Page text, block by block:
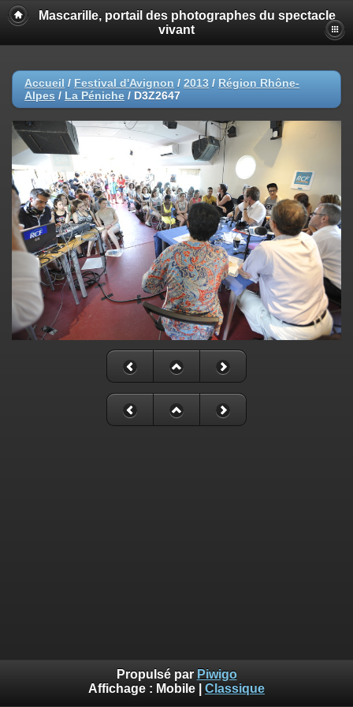
Mascarille, portail des photographes du spectacle
vivant
Accueil / Festival d'Avignon / 2013 / Région Rhône-
Alpes / La Péniche / D3Z2647
Propulsé par Piwigo
Affichage : Mobile Classique